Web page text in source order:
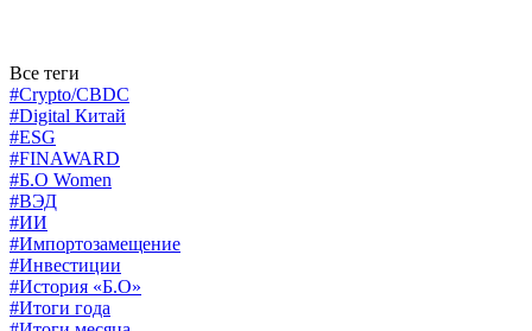
Все теги
#Crypto/CBDC
#Digital Китай
#ESG
#FINAWARD
#Б.О Women
#ВЭД
#ИИ
#Импортозамещение
#Инвестиции
#История «Б.О»
#Итоги года